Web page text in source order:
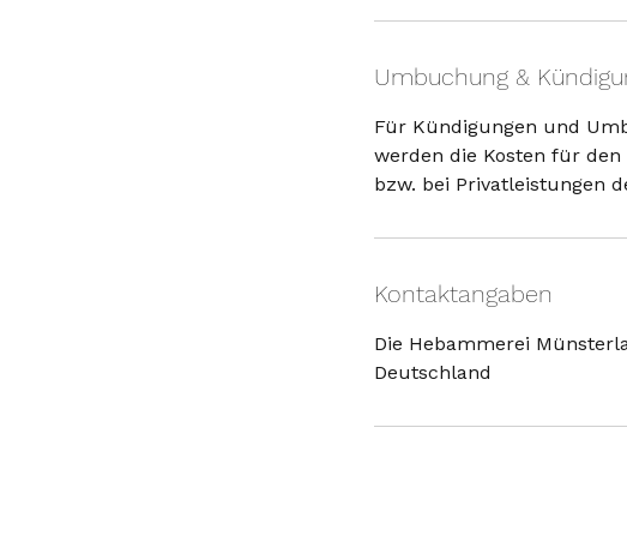
Umbuchung &
Für Kündigungen und
werden die Kosten für den
bzw. bei Privatleistungen
Kontaktangaben
Die Hebammerei
Deutschland